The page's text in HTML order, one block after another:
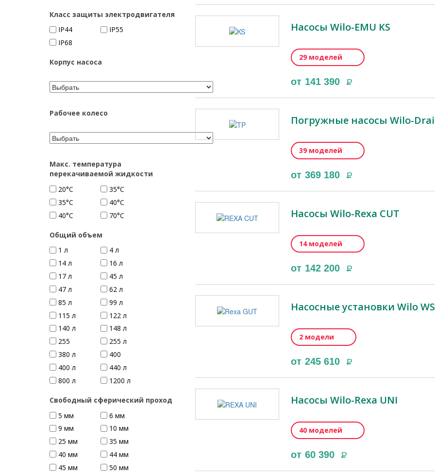
Класс защиты электродвигателя
IP44
IP55
IP68
Корпус насоса
Рабочее колесо
Макс. температура
перекачиваемой жидкости
20°C
35°C
35°С
40°C
40°С
70°C
Общий объем
1 л
4 л
14 л
16 л
17 л
45 л
47 л
62 л
85 л
99 л
115 л
122 л
140 л
148 л
255
255 л
380 л
400
400 л
440 л
800 л
1200 л
Свободный сферический проход
5 мм
6 мм
9 мм
10 мм
25 мм
35 мм
40 мм
44 мм
45 мм
50 мм
Насосы Wilo-EMU KS
29 моделей
от 141 390 Р
Погружные насосы Wilo-
39 моделей
от 369 180 Р
Насосы Wilo-Rexa CUT
14 моделей
от 142 200 Р
Насосные установки Wilo
2 модели
от 245 610 Р
Насосы Wilo-Rexa UNI
40 моделей
от 60 390 Р